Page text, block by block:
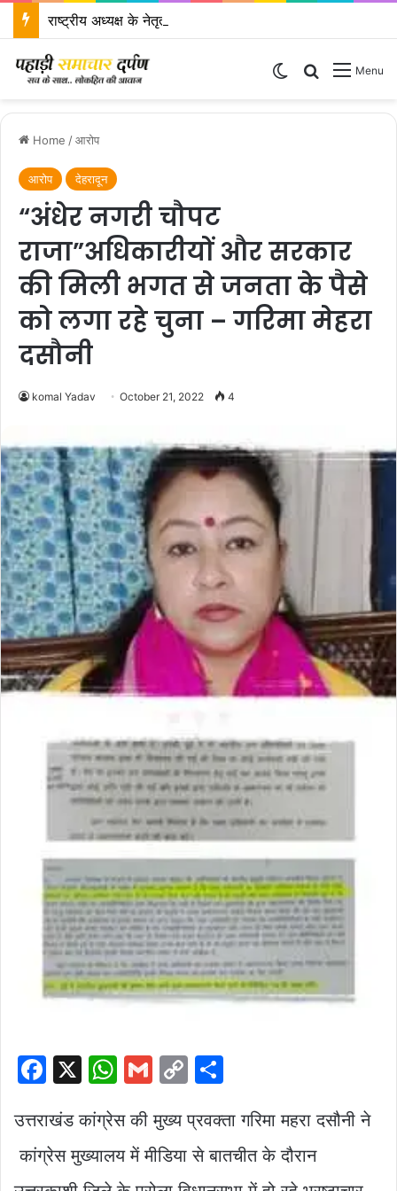
Menu
Search for
Switch skin
Home /आरोप
आरोप देहरादून
“अंधेर नगरी चौपट
राजा”अधिकारीयों और सरकार
की मिली भगत से जनता के पैसे
को लगा रहे चुना – गरिमा मेहरा
दसौनी
komal Yadav October 21, 2022 4
F
c
e
b
X
W
at
s
A
G
ai
l
C
p
y
Li
ar
e
उत्तराखंड कांग्रेस की मुख्य प्रवक्ता गरिमा महरा दसौनी ने
कांग्रेस मुख्यालय में मीडिया से बातचीत के दौरान